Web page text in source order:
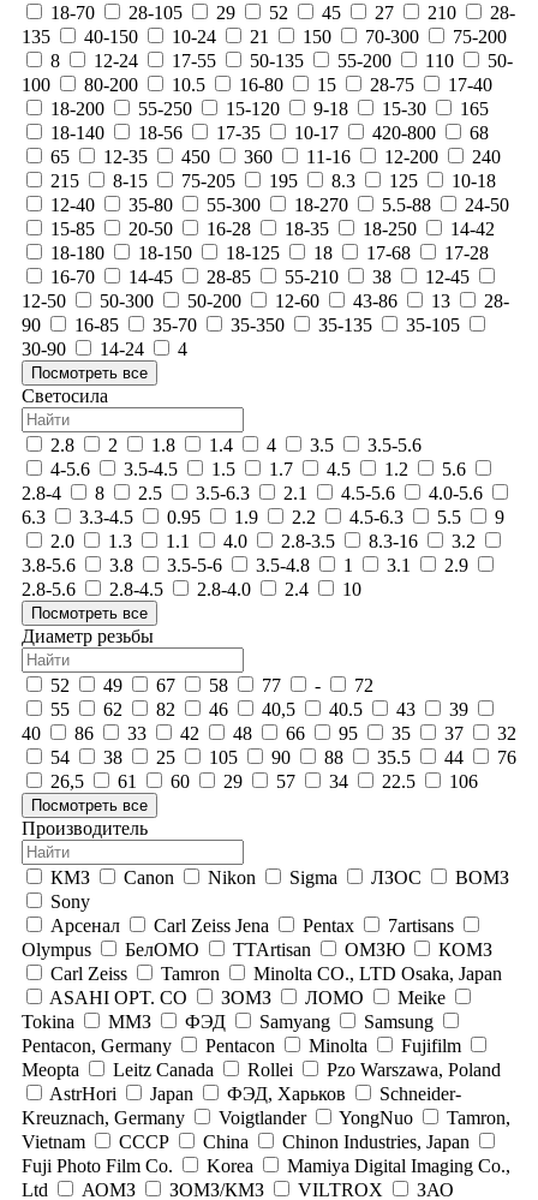
18-70
28-105 29 52 45 27 210
28-
135
40-150 10-24 21 150 70-300
75-200
8
12-24 17-55 50-135 55-200 110
50-
100
80-200 10.5 16-80 15 28-75
17-40
18-200
55-250 15-120 9-18 15-30
165
18-140
18-56 17-35 10-17 420-800
68
65
12-35 450 360 11-16 12-200
240
215
8-15 75-205 195 8.3 125
10-18
12-40
35-80 55-300 18-270 5.5-88
24-50
15-85
20-50 16-28 18-35 18-250
14-42
18-180
18-150 18-125 18 17-68
17-28
16-70
14-45 28-85 55-210 38
12-45
12-50
50-300 50-200 12-60 43-86 13
28-
90
16-85 35-70 35-350 35-135
35-105
30-90
14-24 4
Посмотреть все
Светосила
2.8 2 1.8 1.4 4 3.5
3.5-5.6
4-5.6
3.5-4.5 1.5 1.7 4.5 1.2
5.6
2.8-4
8 2.5 3.5-6.3 2.1 4.5-5.6
4.0-5.6
6.3
3.3-4.5 0.95 1.9 2.2 4.5-6.3 5.5
9
2.0
1.3 1.1 4.0 2.8-3.5 8.3-16
3.2
3.8-5.6
3.8 3.5-5-6 3.5-4.8 1 3.1
2.9
2.8-5.6
2.8-4.5 2.8-4.0 2.4 10
Посмотреть все
Диаметр резьбы
52 49 67 58 77 -
72
55
62 82 46 40,5 40.5 43
39
40
86 33 42 48 66 95 35 37
32
54
38 25 105 90 88 35.5 44
76
26,5
61 60 29 57 34 22.5 106
Посмотреть все
Производитель
КМЗ Canon Nikon Sigma ЛЗОС
ВОМЗ
Sony
Арсенал
Carl Zeiss Jena Pentax
7artisans
Olympus
БелОМО TTArtisan ОМЗЮ
КОМЗ
Carl Zeiss
Tamron
Minolta CO., LTD Osaka, Japan
ASAHI OPT. CO
ЗОМЗ ЛОМО
Meike
Tokina
ММЗ ФЭД Samyang
Samsung
Pentacon, Germany
Pentacon Minolta
Fujifilm
Meopta
Leitz Canada Rollei
Pzo Warszawa, Poland
AstrHori
Japan ФЭД, Харьков
Schneider-
Kreuznach, Germany
Voigtlander YongNuo
Tamron,
Vietnam
СССР China
Chinon Industries, Japan
Fuji Photo Film Co.
Korea
Mamiya Digital Imaging Co.,
Ltd
АОМЗ ЗОМЗ/КМЗ VILTROX
ЗАО